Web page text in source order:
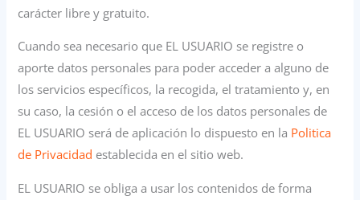
carácter libre y gratuito.
Cuando sea necesario que EL USUARIO se registre o
aporte datos personales para poder acceder a alguno de
los servicios específicos, la recogida, el tratamiento y, en
su caso, la cesión o el acceso de los datos personales de
EL USUARIO será de aplicación lo dispuesto en la Politica
de Privacidad establecida en el sitio web.
EL USUARIO se obliga a usar los contenidos de forma